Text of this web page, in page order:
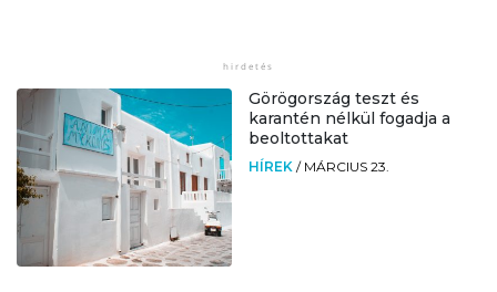
Görögország teszt és
karantén nélkül fogadja a
beoltottakat
HÍREK / MÁRCIUS 23.